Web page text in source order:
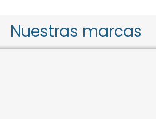
Nuestras marcas